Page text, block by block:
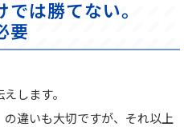
では勝てない。
要
します。
違いも大切ですが、それ以上